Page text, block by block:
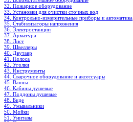
32. Пожарное оборудование
33. Установки для очистки сточных вод
34. Контрольно-измерительные приборы и автоматика
35. Стабилизаторы напряжения
36. Электростанции
37. Арматура
38. Лист
39. Швеллеры
40. Двутавр
41. Полоса
42. Уголки
43. Инструменты
44. Сварочное оборудование и аксессуары
45. Ванны
46. Кабины душевые
47. Поддоны душевые
48. Биде
49. Умывальники
50. Мойки
51. Унитазы